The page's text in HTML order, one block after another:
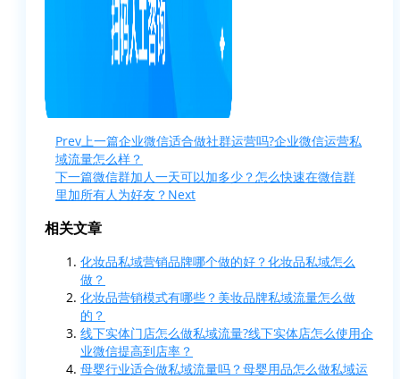
Prev 上一篇企业微信适合做社群运营吗?企业微信运营私
域流量怎么样？
下一篇微信群加人一天可以加多少？怎么快速在微信群
里加所有人为好友？ Next
相关文章
化妆品私域营销品牌哪个做的好？化妆品私域怎么
做？
化妆品营销模式有哪些？美妆品牌私域流量怎么做
的？
线下实体门店怎么做私域流量?线下实体店怎么使用企
业微信提高到店率？
母婴行业适合做私域流量吗？母婴用品怎么做私域运